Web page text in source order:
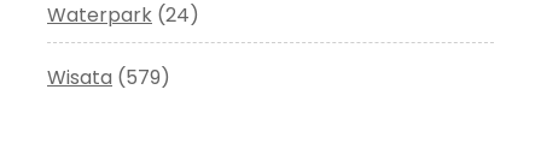
Waterpark (24)
Wisata (579)